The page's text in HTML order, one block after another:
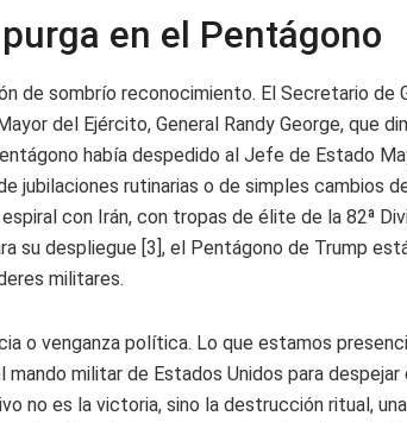
en el Pentágono
de sombrío reconocimiento. El Secretario de
del Ejército, General Randy George, que
había despedido al Jefe de Estado
jubilaciones rutinarias o de simples cambios
espiral con Irán, con tropas de élite de la 82ª
su despliegue [3], el Pentágono de Trump
militares.
o venganza política. Lo que estamos
militar de Estados Unidos para despejar
no es la victoria, sino la destrucción ritual,